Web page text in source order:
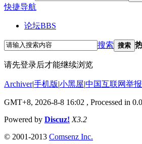
快捷导航
论坛BBS
搜索 搜索
请先登录后才能继续浏览
Archiver|手机版|小黑屋|中国互联网举
GMT+8, 2026-8-8 16:02 , Processed in
Powered by Discuz! X3.2
© 2001-2013 Comsenz Inc.